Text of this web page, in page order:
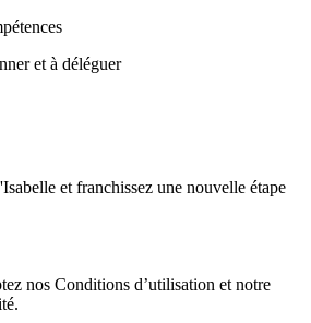
et à déléguer
et franchissez une nouvelle étape
nos Conditions d’utilisation et notre